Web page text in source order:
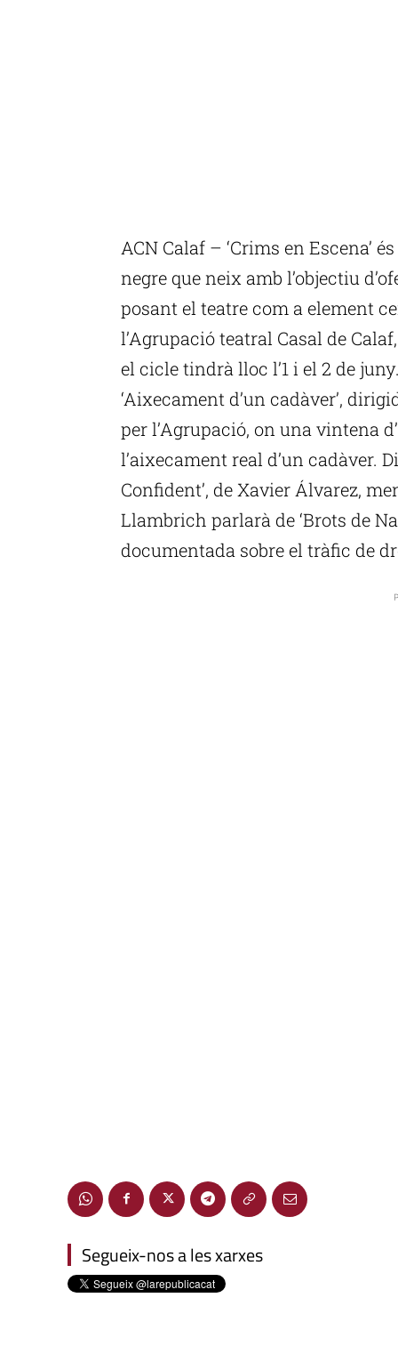
ACN Calaf – ‘Crims en Escena’
negre que neix amb l’objectiu
posant el teatre com a element
l’Agrupació teatral Casal de
el cicle tindrà lloc l’1 i el 2 de
‘Aixecament d’un cadàver’,
per l’Agrupació, on una vintena
l’aixecament real d’un cadàver.
Confident’, de Xavier Álvarez,
Llambrich parlarà de ‘Brots de
documentada sobre el tràfic de
Segueix-nos a les xarxes